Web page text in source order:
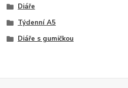
Diáře
Týdenní A5
Diáře s gumičkou